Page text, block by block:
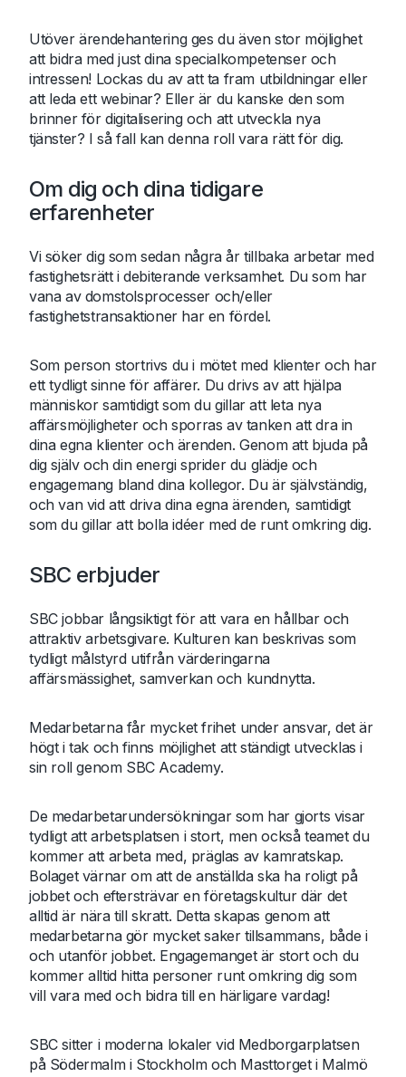
Utöver ärendehantering ges du även stor möjlighet
att bidra med just dina specialkompetenser och
intressen! Lockas du av att ta fram utbildningar eller
att leda ett webinar? Eller är du kanske den som
brinner för digitalisering och att utveckla nya
tjänster? I så fall kan denna roll vara rätt för dig.
Om dig och dina tidigare
erfarenheter
Vi söker dig som sedan några år tillbaka arbetar med
fastighetsrätt i debiterande verksamhet. Du som har
vana av domstolsprocesser och/eller
fastighetstransaktioner har en fördel.
Som person stortrivs du i mötet med klienter och har
ett tydligt sinne för affärer. Du drivs av att hjälpa
människor samtidigt som du gillar att leta nya
affärsmöjligheter och sporras av tanken att dra in
dina egna klienter och ärenden. Genom att bjuda på
dig själv och din energi sprider du glädje och
engagemang bland dina kollegor. Du är självständig,
och van vid att driva dina egna ärenden, samtidigt
som du gillar att bolla idéer med de runt omkring dig.
SBC erbjuder
SBC jobbar långsiktigt för att vara en hållbar och
attraktiv arbetsgivare. Kulturen kan beskrivas som
tydligt målstyrd utifrån värderingarna
affärsmässighet, samverkan och kundnytta.
Medarbetarna får mycket frihet under ansvar, det är
högt i tak och finns möjlighet att ständigt utvecklas i
sin roll genom SBC Academy.
De medarbetarundersökningar som har gjorts visar
tydligt att arbetsplatsen i stort, men också teamet du
kommer att arbeta med, präglas av kamratskap.
Bolaget värnar om att de anställda ska ha roligt på
jobbet och eftersträvar en företagskultur där det
alltid är nära till skratt. Detta skapas genom att
medarbetarna gör mycket saker tillsammans, både i
och utanför jobbet. Engagemanget är stort och du
kommer alltid hitta personer runt omkring dig som
vill vara med och bidra till en härligare vardag!
SBC sitter i moderna lokaler vid Medborgarplatsen
på Södermalm i Stockholm och Masttorget i Malmö